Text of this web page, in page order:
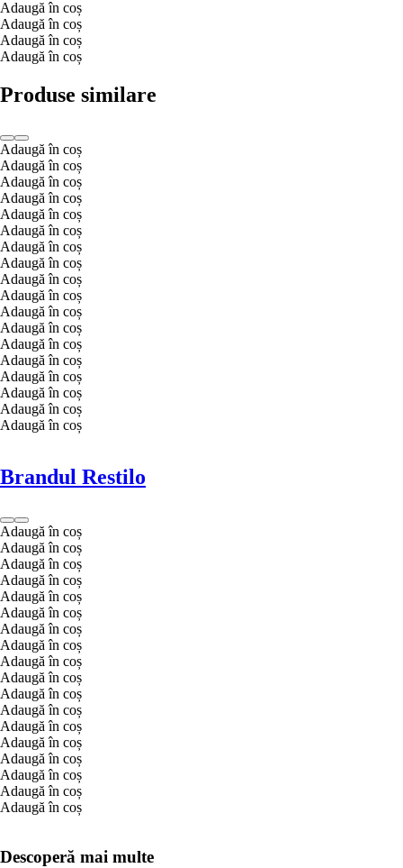
Adaugă în coș
Adaugă în coș
Adaugă în coș
Adaugă în coș
Produse similare
Adaugă în coș
Adaugă în coș
Adaugă în coș
Adaugă în coș
Adaugă în coș
Adaugă în coș
Adaugă în coș
Adaugă în coș
Adaugă în coș
Adaugă în coș
Adaugă în coș
Adaugă în coș
Adaugă în coș
Adaugă în coș
Adaugă în coș
Adaugă în coș
Adaugă în coș
Adaugă în coș
Brandul Restilo
Adaugă în coș
Adaugă în coș
Adaugă în coș
Adaugă în coș
Adaugă în coș
Adaugă în coș
Adaugă în coș
Adaugă în coș
Adaugă în coș
Adaugă în coș
Adaugă în coș
Adaugă în coș
Adaugă în coș
Adaugă în coș
Adaugă în coș
Adaugă în coș
Adaugă în coș
Adaugă în coș
Descoperă mai multe